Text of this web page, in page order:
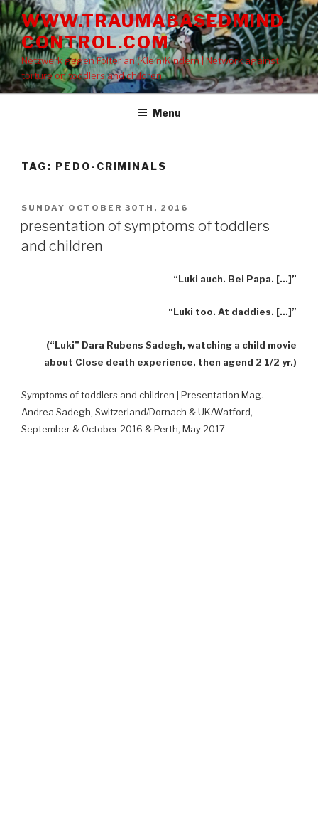
Skip
to
content
WWW.TRAUMABASEDMIND
CONTROL.COM
Netzwerk gegen Folter an (Klein)Kindern | Network against
torture on toddlers and children
Menu
TAG: PEDO-CRIMINALS
POSTED
SUNDAY OCTOBER 30TH, 2016
presentation of symptoms of toddlers
and children
“Luki auch. Bei Papa. […]”
“Luki too. At daddies. […]”
(“Luki” Dara Rubens Sadegh, watching a child movie
about Close death experience, then agend 2 1/2 yr.)
Symptoms of toddlers and children | Presentation Mag.
Andrea Sadegh, Switzerland/Dornach & UK/Watford,
September & October 2016 & Perth, May 2017